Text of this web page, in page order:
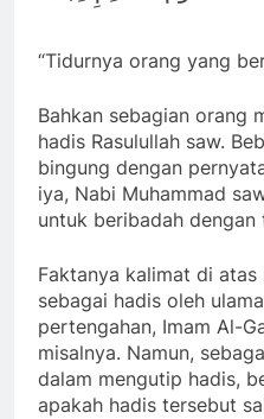
“Tidurnya orang yang
Bahkan sebagian orang
hadis Rasulullah saw.
bingung dengan
iya, Nabi Muhammad
untuk beribadah dengan
Faktanya kalimat di
sebagai hadis oleh
pertengahan, Imam Al-
misalnya. Namun,
dalam mengutip hadis,
apakah hadis tersebut